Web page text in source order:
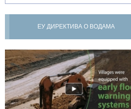
ЕУ ДИРЕКТИВА О ВОДАМА